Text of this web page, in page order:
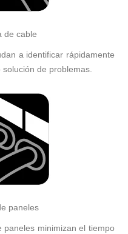
de cable
a identificar rápidamente
de problemas.
paneles
minimizan el tiempo